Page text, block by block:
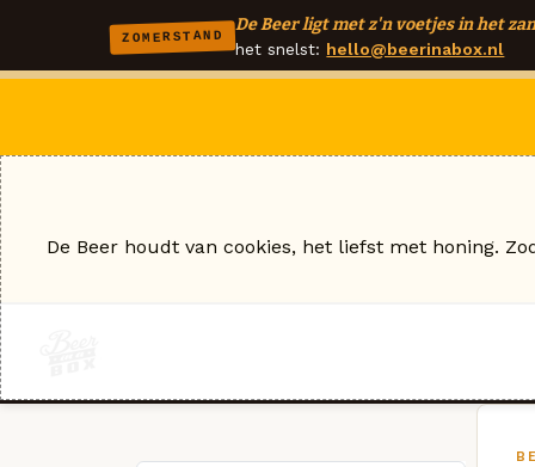
ZOMERSTAND
De Beer ligt met z'n voetjes in het
het snelst: hello@beerinabox.nl
De Beer houdt van cookies, het liefst met honing.